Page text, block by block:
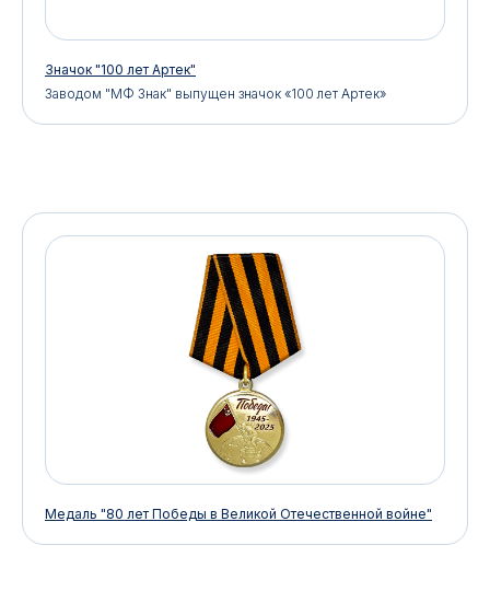
Значок "100 лет Артек"
Заводом "МФ Знак" выпущен значок «100 лет Артек»
Медаль "80 лет Победы в Великой Отечественной войне"